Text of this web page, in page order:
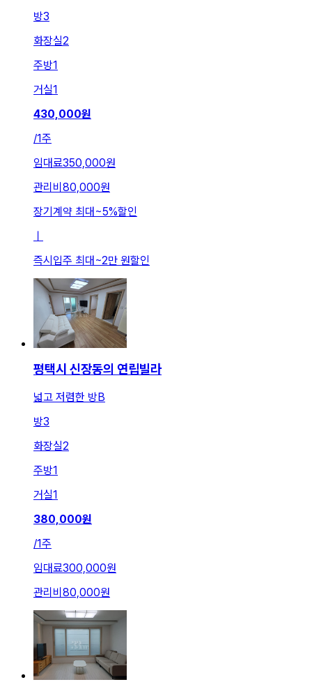
방3
화장실2
주방1
거실1
430,000원
/1주
임대료350,000원
관리비 80,000원
장기계약 최대~5%할인
ㅣ
즉시입주 최대~2만 원할인
평택시 신장동의 연립빌라
넓고 저렴한 방B
방3
화장실2
주방1
거실1
380,000원
/1주
임대료300,000원
관리비 80,000원